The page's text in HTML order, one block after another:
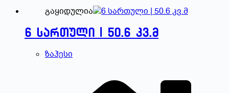
გაყიდულია
6 სართული | 50.6 კვ.მ
ზაჰესი